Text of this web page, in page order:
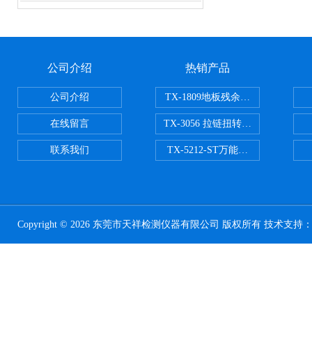
公司介绍
公司介绍
在线留言
联系我们
热销产品
TX-1809地板残余凹陷试验机
TX-3056 拉链扭转试验机
TX-5212-ST万能磨耗试验机（
Copyright © 2026 东莞市天祥检测仪器有限公司 版权所有 技术支持：